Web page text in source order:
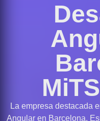
La empresa destacada
Angular en Barcelona,